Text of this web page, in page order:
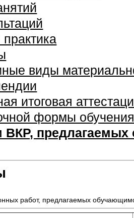
виды
итоговая
формы обучения
ВКР,
работ, предлагаемых